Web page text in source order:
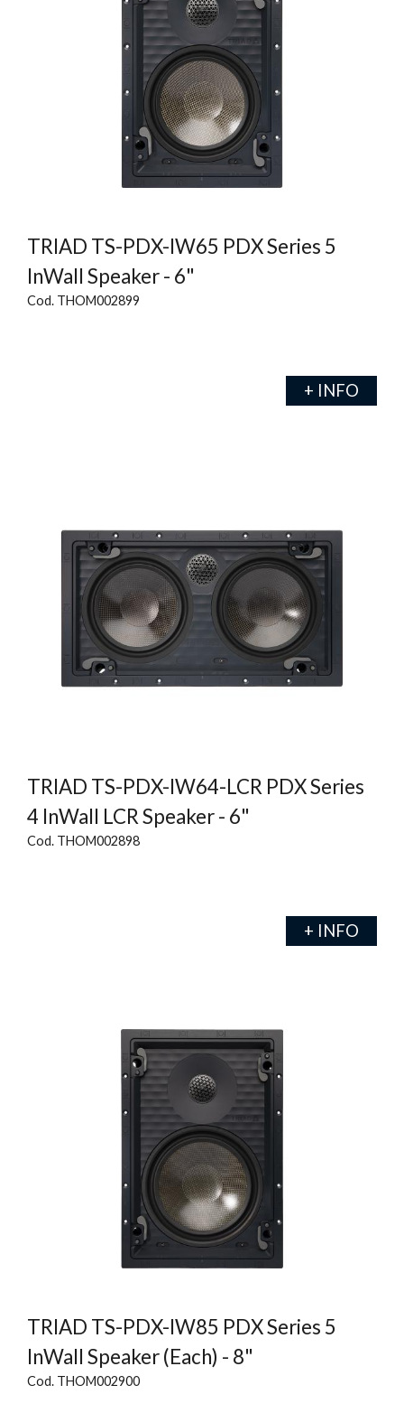
TRIAD TS-PDX-IW65 PDX Series 5
InWall Speaker - 6"
Cod. THOM002899
+ INFO
TRIAD TS-PDX-IW64-LCR PDX Series
4 InWall LCR Speaker - 6"
Cod. THOM002898
+ INFO
TRIAD TS-PDX-IW85 PDX Series 5
InWall Speaker (Each) - 8"
Cod. THOM002900